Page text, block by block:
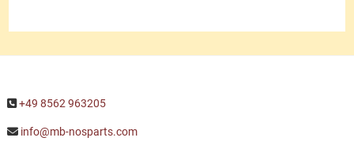
+49 8562 963205
info@mb-nosparts.com